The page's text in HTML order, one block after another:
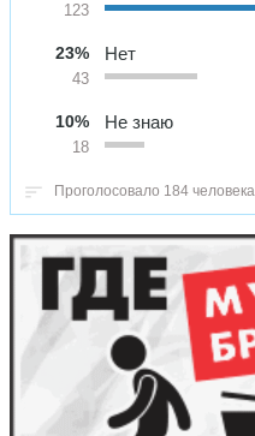
123
23%
43
Нет
10%
18
Не знаю
Проголосовало 184 человека